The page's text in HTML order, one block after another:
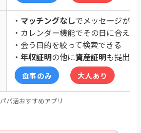
・ マッチングなしでメッセージが送
・カレンダー機能でその日に合え
・会う目的を絞って検索できる
・年収証明の他に資産証明も提出で
食事のみ 大人あり
パパ活おすすめアプリ